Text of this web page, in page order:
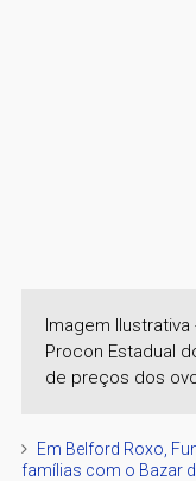
Imagem
Procon Estadual
de preços dos
Em Belford Roxo,
famílias com o Bazar